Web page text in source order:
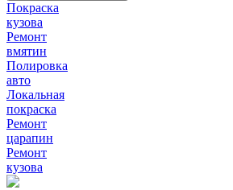
Покраска
кузова
Ремонт
вмятин
Полировка
авто
Локальная
покраска
Ремонт
царапин
Ремонт
кузова